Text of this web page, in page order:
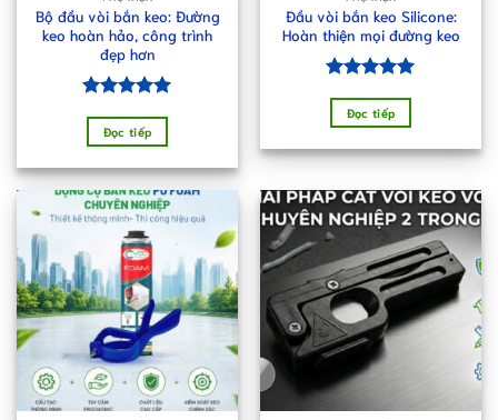
Bộ đầu vòi bắn keo: Đường
keo hoàn hảo, công trình
đẹp hơn
hạng 5.00
5 sao
Đọc tiếp
Đầu vòi bắn keo Silicone:
Hoàn thiện mọi đường keo
hạng 5.00
5 sao
Đọc tiếp